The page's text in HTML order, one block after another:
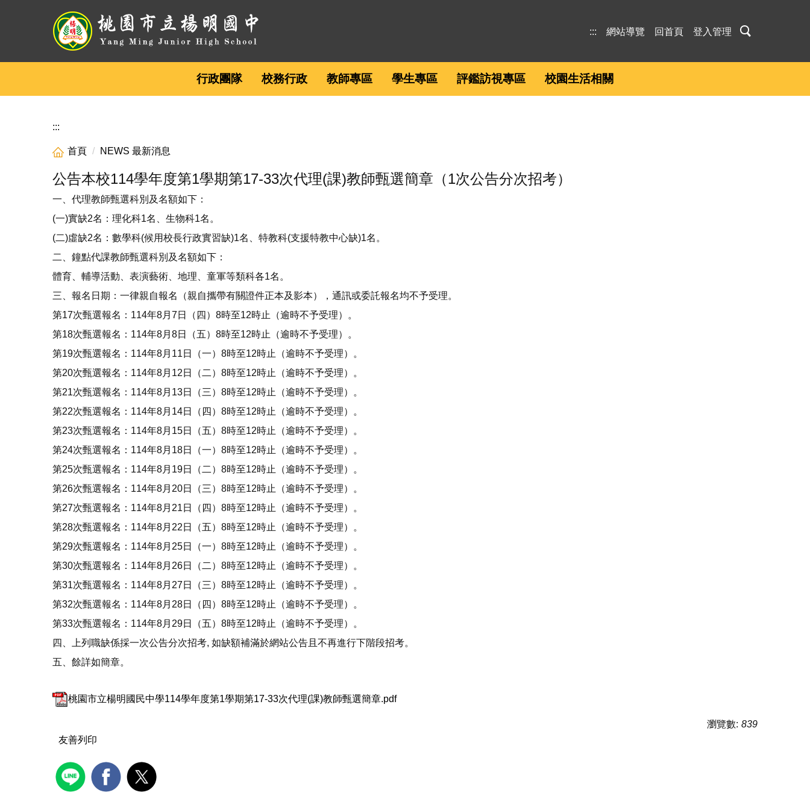
區
::: 網站導覽 回首頁 登入管理
行政團隊 校務行政 教師專區 學生專區 評鑑訪視專區 校園生活相關
:::
首頁 NEWS 最新消息
公告本校114學年度第1學期第17-33次代理(課)教師甄選簡章（1次公告分次招考）
一、代理教師甄選科別及名額如下：
(一)實缺2名：理化科1名、生物科1名。
(二)虛缺2名：數學科(候用校長行政實習缺)1名、特教科(支援特教中心缺)1名。
二、鐘點代課教師甄選科別及名額如下：
體育、輔導活動、表演藝術、地理、童軍等類科各1名。
三、報名日期：一律親自報名（親自攜帶有關證件正本及影本），通訊或委託報名均不予受理。
第17次甄選報名：114年8月7日（四）8時至12時止（逾時不予受理）。
第18次甄選報名：114年8月8日（五）8時至12時止（逾時不予受理）。
第19次甄選報名：114年8月11日（一）8時至12時止（逾時不予受理）。
第20次甄選報名：114年8月12日（二）8時至12時止（逾時不予受理）。
第21次甄選報名：114年8月13日（三）8時至12時止（逾時不予受理）。
第22次甄選報名：114年8月14日（四）8時至12時止（逾時不予受理）。
第23次甄選報名：114年8月15日（五）8時至12時止（逾時不予受理）。
第24次甄選報名：114年8月18日（一）8時至12時止（逾時不予受理）。
第25次甄選報名：114年8月19日（二）8時至12時止（逾時不予受理）。
第26次甄選報名：114年8月20日（三）8時至12時止（逾時不予受理）。
第27次甄選報名：114年8月21日（四）8時至12時止（逾時不予受理）。
第28次甄選報名：114年8月22日（五）8時至12時止（逾時不予受理）。
第29次甄選報名：114年8月25日（一）8時至12時止（逾時不予受理）。
第30次甄選報名：114年8月26日（二）8時至12時止（逾時不予受理）。
第31次甄選報名：114年8月27日（三）8時至12時止（逾時不予受理）。
第32次甄選報名：114年8月28日（四）8時至12時止（逾時不予受理）。
第33次甄選報名：114年8月29日（五）8時至12時止（逾時不予受理）。
四、上列職缺係採一次公告分次招考, 如缺額補滿於網站公告且不再進行下階段招考。
五、餘詳如簡章。
桃園市立楊明國民中學114學年度第1學期第17-33次代理(課)教師甄選簡章.pdf
瀏覽數: 839
友善列印